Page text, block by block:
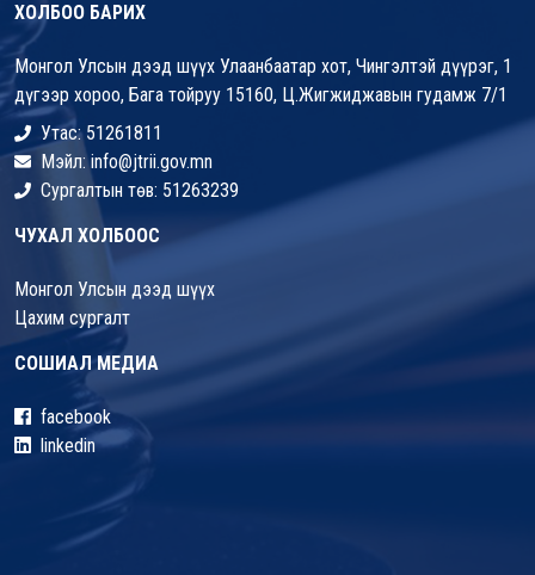
ХОЛБОО БАРИХ
Монгол Улсын дээд шүүх Улаанбаатар хот, Чингэлтэй дүүрэг, 1
дүгээр хороо, Бага тойруу 15160, Ц.Жигжиджавын гудамж 7/1
Утас: 51261811
Мэйл: info@jtrii.gov.mn
Сургалтын төв: 51263239
ЧУХАЛ ХОЛБООС
Монгол Улсын дээд шүүх
Цахим сургалт
СОШИАЛ МЕДИА
facebook
linkedin